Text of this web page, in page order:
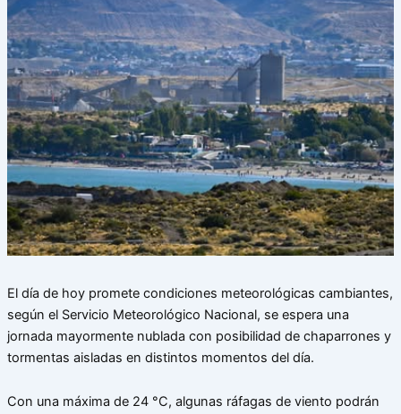
El día de hoy promete condiciones meteorológicas cambiantes,
según el Servicio Meteorológico Nacional, se espera una
jornada mayormente nublada con posibilidad de chaparrones y
tormentas aisladas en distintos momentos del día.
Con una máxima de 24 °C, algunas ráfagas de viento podrán